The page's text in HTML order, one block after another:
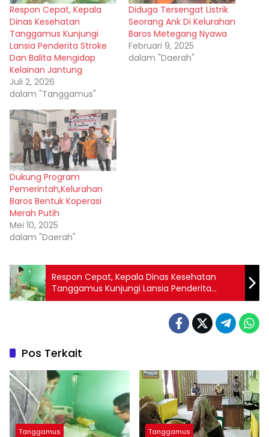
Respon Cepat, Kepala
Dinas Kesehatan
Tanggamus Kunjungi
Lansia Penderita Stroke
Dan Balita Mengidap
Kelainan Jantung
Juli 2, 2026
dalam "Tanggamus"
Diduga Tersengat Listrik
Seorang Ank Di Kelurahan
Baros Metegang Nyawa
Februari 9, 2025
dalam "Daerah"
Dukung Program
Pemerintah,Kelurahan
Baros Bentuk Koperasi
Merah Putih
Mei 10, 2025
dalam "Daerah"
Respon Cepat, Kepala Dinas Kesehatan
Tanggamus Kunjungi Lansia Penderita
Stroke Dan Balita Mengidap Kelainan
Pos Terkait
Tanggamus Tanggamus